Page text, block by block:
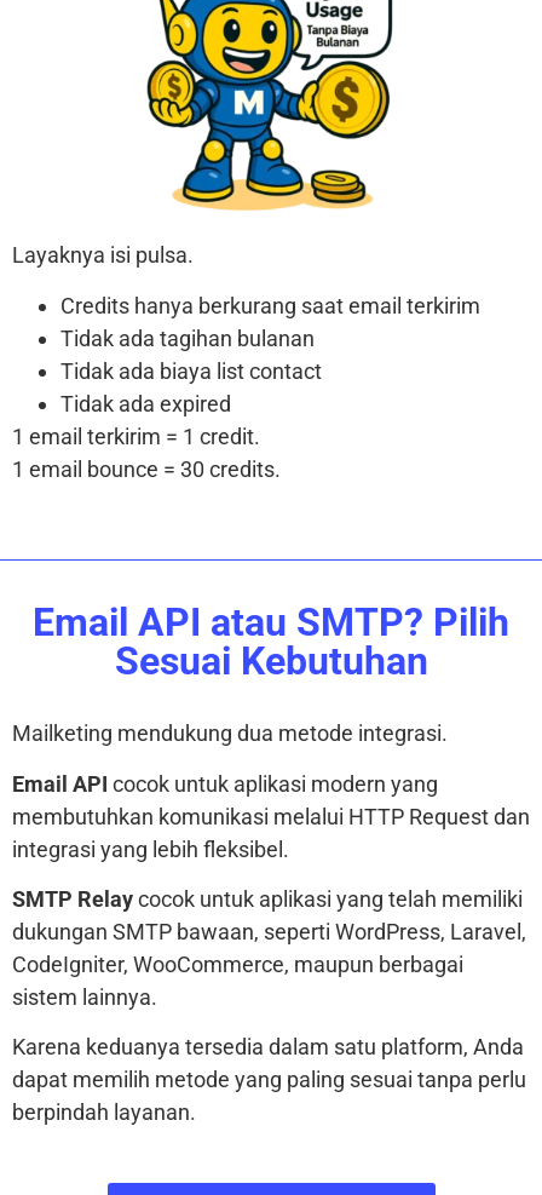
Layaknya isi pulsa.
Credits hanya berkurang saat email terkirim
Tidak ada tagihan bulanan
Tidak ada biaya list contact
Tidak ada expired
1 email terkirim = 1 credit.
1 email bounce = 30 credits.
Email API atau SMTP? Pilih
Sesuai Kebutuhan
Mailketing mendukung dua metode integrasi.
Email API cocok untuk aplikasi modern yang
membutuhkan komunikasi melalui HTTP Request dan
integrasi yang lebih fleksibel.
SMTP Relaycocok untuk aplikasi yang telah memiliki
dukungan SMTP bawaan, seperti WordPress, Laravel,
CodeIgniter, WooCommerce, maupun berbagai
sistem lainnya.
Karena keduanya tersedia dalam satu platform, Anda
dapat memilih metode yang paling sesuai tanpa perlu
berpindah layanan.